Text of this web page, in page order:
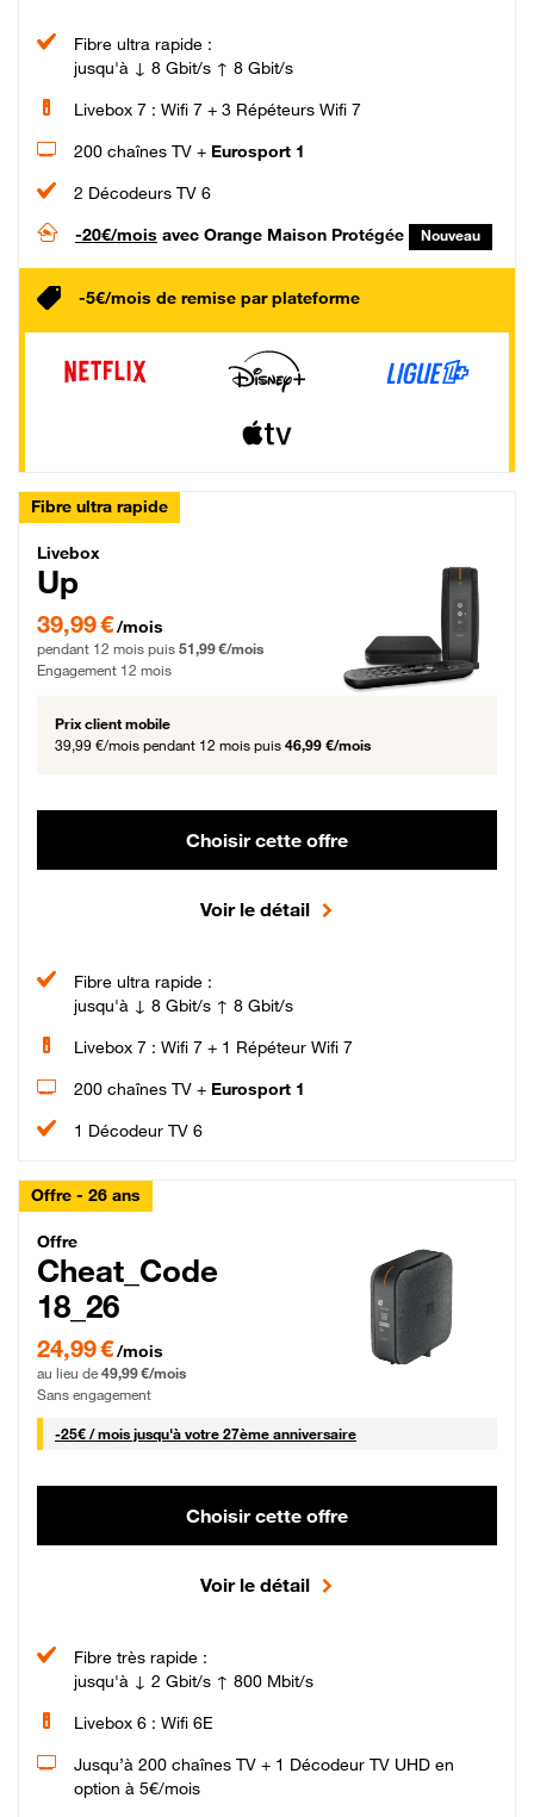
Fibre ultra rapide :
jusqu'à ↓ 8 Gbit/s ↑ 8 Gbit/s
Livebox 7 : Wifi 7 + 3 Répéteurs Wifi 7
200 chaînes TV + Eurosport 1
2 Décodeurs TV 6
-20€/mois avec Orange Maison Protégée Nouveau
-5€/mois de remise par plateforme
Fibre ultra rapide
Livebox Up Fibre
Livebox
Up
39,99 € par mois pendant 12 mois puis 51,99 € par mois, Engagement 12 mois
39,99 €/mois
pendant 12 mois puis 51,99 €/mois
Engagement 12 mois
Prix client mobile
39,99 €/mois pendant 12 mois puis 46,99 €/mois
Choisir cette offre
Voir le détail
Fibre ultra rapide :
jusqu'à ↓ 8 Gbit/s ↑ 8 Gbit/s
Livebox 7 : Wifi 7 + 1 Répéteur Wifi 7
200 chaînes TV + Eurosport 1
1 Décodeur TV 6
Offre - 26 ans
Cheat_Code Fibre_18_26
Offre
Cheat_Code
18_26
24,99 € par mois pendant 0 mois puis 49,99 € par mois, Sans engagement
24,99 €/mois
au lieu de 49,99 €/mois
Sans engagement
-25€ / mois25 € par mois
jusqu'à votre 27ème anniversaire
Choisir cette offre
Voir le détail
Fibre très rapide :
jusqu'à ↓ 2 Gbit/s ↑ 800 Mbit/s
Livebox 6 : Wifi 6E
Jusqu’à 200 chaînes TV + 1 Décodeur TV UHD en
option à 5€/mois